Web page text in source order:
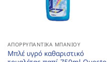
ΑΠΟΡΡΥΠΑΝΤΙΚΆ ΜΠΆΝΙΟΥ
Μπλέ υγρό καθαριστικό